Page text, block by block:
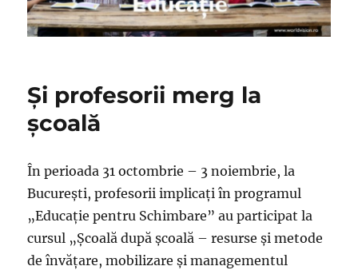
Şi profesorii merg la
şcoală
În perioada 31 octombrie – 3 noiembrie, la
Bucureşti, profesorii implicaţi în programul
„Educaţie pentru Schimbare” au participat la
cursul „Şcoală după şcoală – resurse şi metode
de învăţare, mobilizare şi managementul